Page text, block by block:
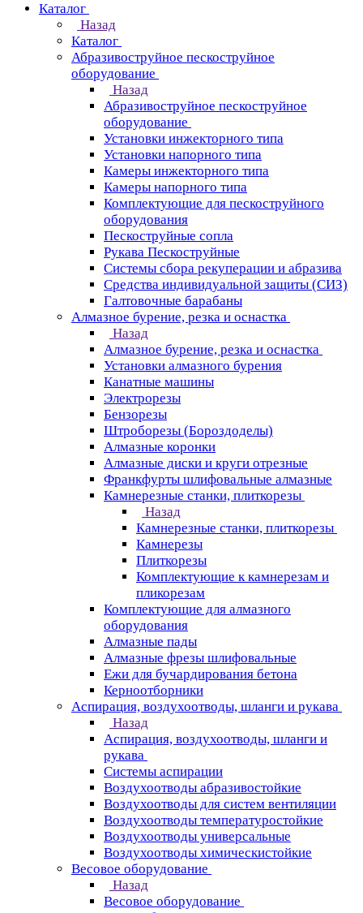
Каталог
Назад
Каталог
Абразивоструйное пескоструйное
оборудование
Назад
Абразивоструйное пескоструйное
оборудование
Установки инжекторного типа
Установки напорного типа
Камеры инжекторного типа
Камеры напорного типа
Комплектующие для пескоструйного
оборудования
Пескоструйные сопла
Рукава Пескоструйные
Системы сбора рекуперации и абразива
Средства индивидуальной защиты (СИЗ)
Галтовочные барабаны
Алмазное бурение, резка и оснастка
Назад
Алмазное бурение, резка и оснастка
Установки алмазного бурения
Канатные машины
Электрорезы
Бензорезы
Штроборезы (Бороздоделы)
Алмазные коронки
Алмазные диски и круги отрезные
Франкфурты шлифовальные алмазные
Камнерезные станки, плиткорезы
Назад
Камнерезные станки, плиткорезы
Камнерезы
Плиткорезы
Комплектующие к камнерезам и
пликорезам
Комплектующие для алмазного
оборудования
Алмазные пады
Алмазные фрезы шлифовальные
Ежи для бучардирования бетона
Керноотборники
Аспирация, воздухоотводы, шланги и рукава
Назад
Аспирация, воздухоотводы, шланги и
рукава
Системы аспирации
Воздухоотводы абразивостойкие
Воздухоотводы для систем вентиляции
Воздухоотводы температуростойкие
Воздухоотводы универсальные
Воздухоотводы химическистойкие
Весовое оборудование
Назад
Весовое оборудование